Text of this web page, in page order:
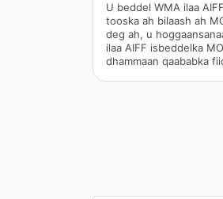
U beddel WMA ilaa
tooska ah bilaash ah
deg ah, u
ilaa AIFF isbeddelka
dhammaan qaababka